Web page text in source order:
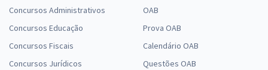
Concursos Administrativos
Concursos Educação
Concursos Fiscais
Concursos Jurídicos
OAB
Prova OAB
Calendário OAB
Questões OAB